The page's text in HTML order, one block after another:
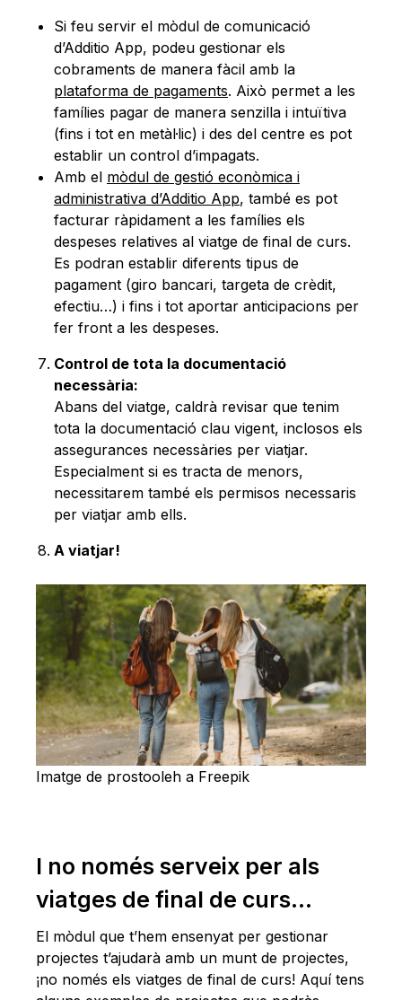
Si feu servir el mòdul de comunicació
d’Additio App, podeu gestionar els
cobraments de manera fàcil amb la
plataforma de pagaments. Això permet a les
famílies pagar de manera senzilla i intuïtiva
(fins i tot en metàl·lic) i des del centre es pot
establir un control d’impagats.
Amb el mòdul de gestió econòmica i
administrativa d’Additio App, també es pot
facturar ràpidament a les famílies els
despeses relatives al viatge de final de curs.
Es podran establir diferents tipus de
pagament (giro bancari, targeta de crèdit,
efectiu…) i fins i tot aportar anticipacions per
fer front a les despeses.
Control de tota la documentació
necessària:
Abans del viatge, caldrà revisar que tenim
tota la documentació clau vigent, inclosos els
assegurances necessàries per viatjar.
Especialment si es tracta de menors,
necessitarem també els permisos necessaris
per viatjar amb ells.
A viatjar!
Imatge de prostooleh a Freepik
I no només serveix per als
viatges de final de curs…
El mòdul que t’hem ensenyat per gestionar
projectes t’ajudarà amb un munt de projectes,
¡no només els viatges de final de curs! Aquí tens